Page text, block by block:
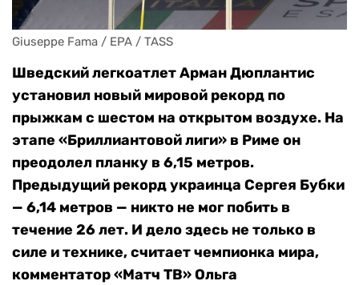
Giuseppe Fama / EPA / TASS
Шведский легкоатлет Арман Дюплантис
установил новый мировой рекорд по
прыжкам с шестом на открытом воздухе. На
этапе «Бриллиантовой лиги» в Риме он
преодолел планку в 6,15 метров.
Предыдущий рекорд украинца Сергея Бубки
— 6,14 метров — никто не мог побить в
течение 26 лет. И дело здесь не только в
силе и технике, считает чемпионка мира,
комментатор «Матч ТВ» Ольга